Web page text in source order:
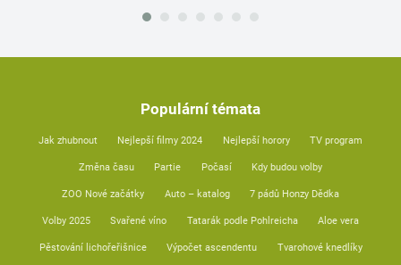
Populární témata
Jak zhubnout Nejlepší filmy 2024 Nejlepší horory TV program
Změna času Partie Počasí Kdy budou volby
ZOO Nové začátky Auto – katalog 7 pádů Honzy Dědka
Volby 2025 Svařené víno Tatarák podle Pohlreicha Aloe vera
Pěstování lichořeřišnice Výpočet ascendentu Tvarohové knedlíky